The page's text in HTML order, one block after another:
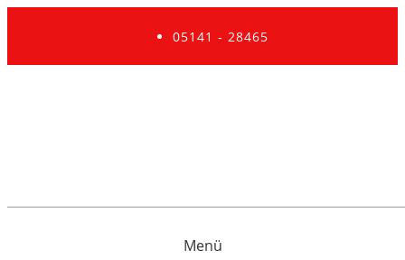
05141 - 28465
Menü